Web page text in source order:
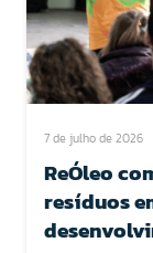
7 de julho de 2026
ReÓleo
resíduos